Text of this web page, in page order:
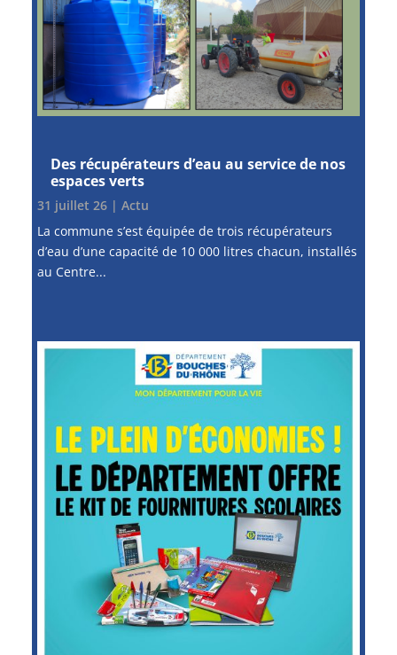
Des récupérateurs d’eau au service de nos
espaces verts
31 juillet 26| Actu
La commune s’est équipée de trois récupérateurs
d’eau d’une capacité de 10 000 litres chacun, installés
au Centre...